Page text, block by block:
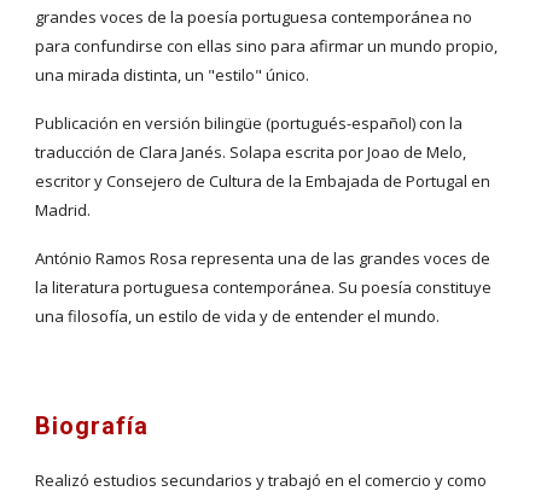
grandes voces de la poesía portuguesa contemporánea no
para confundirse con ellas sino para afirmar un mundo propio,
una mirada distinta, un "estilo" único.
Publicación en versión bilingüe (portugués-español) con la
traducción de Clara Janés. Solapa escrita por Joao de Melo,
escritor y Consejero de Cultura de la Embajada de Portugal en
Madrid.
António Ramos Rosa representa una de las grandes voces de
la literatura portuguesa contemporánea. Su poesía constituye
una filosofía, un estilo de vida y de entender el mundo.
Biografía
Realizó estudios secundarios y trabajó en el comercio y como